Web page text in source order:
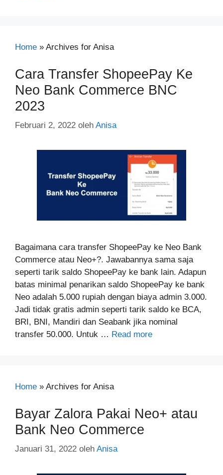
Home » Archives for Anisa
Cara Transfer ShopeePay Ke
Neo Bank Commerce BNC
2023
Februari 2, 2022 oleh Anisa
Bagaimana cara transfer ShopeePay ke Neo Bank
Commerce atau Neo+?. Jawabannya sama saja
seperti tarik saldo ShopeePay ke bank lain. Adapun
batas minimal penarikan saldo ShopeePay ke bank
Neo adalah 5.000 rupiah dengan biaya admin 3.000.
Jadi tidak gratis admin seperti tarik saldo ke BCA,
BRI, BNI, Mandiri dan Seabank jika nominal
transfer 50.000. Untuk … Read more
Home » Archives for Anisa
Bayar Zalora Pakai Neo+ atau
Bank Neo Commerce
Januari 31, 2022 oleh Anisa